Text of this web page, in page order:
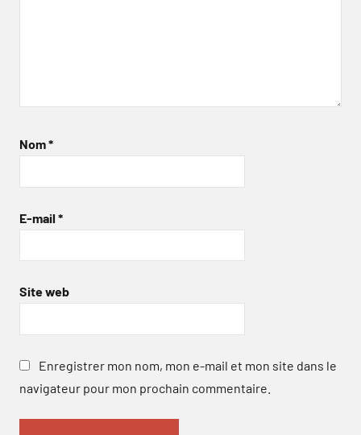
Nom*
E-mail *
Site web
Enregistrer mon nom, mon e-mail et mon site dans le
navigateur pour mon prochain commentaire.